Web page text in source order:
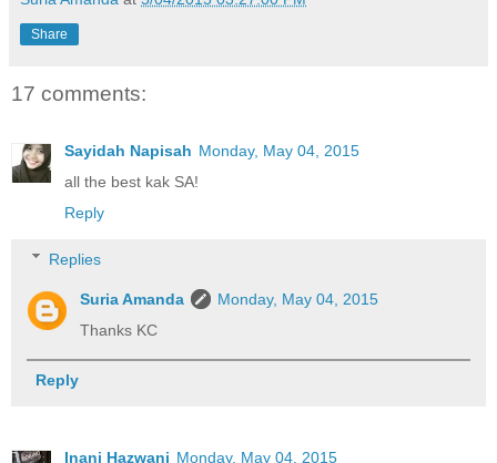
Share
17 comments:
Sayidah Napisah Monday, May 04, 2015
all the best kak SA!
Reply
Replies
Suria Amanda
Monday, May 04, 2015
Thanks KC
Reply
Inani Hazwani Monday, May 04, 2015